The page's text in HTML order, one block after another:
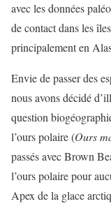
avec les données
de contact dans les
principalement en
Envie de passer des
nous avons décidé
question
l’ours polaire (Ours
passés avec Brown
l’ours polaire pour
Apex de la glace